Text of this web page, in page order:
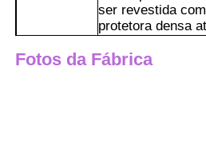
Lar
ser revestida
protetora densa
eletroforético,
Fotos da Fábrica